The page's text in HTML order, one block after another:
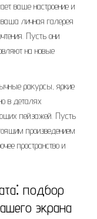
ваше настроение и
личная галерея
Пусть они
на новые
ракурсы, яркие
в деталях
пейзажей. Пусть
произведением
пространство и
подбор
экрана